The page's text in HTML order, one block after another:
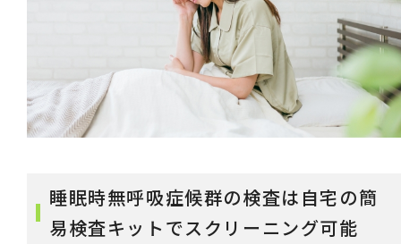
睡眠時無呼吸症候群の検査は自宅の簡
易検査キットでスクリーニング可能